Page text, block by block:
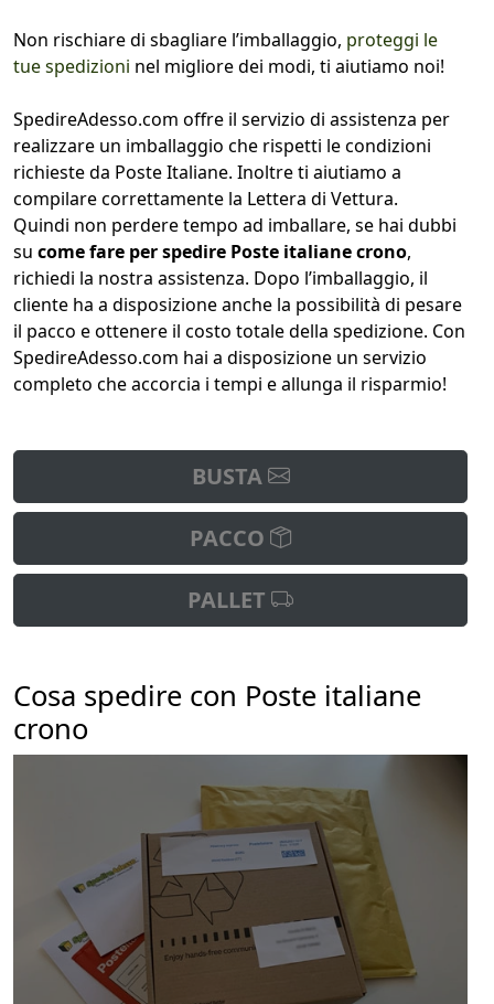
Non rischiare di sbagliare l’imballaggio, proteggi le
tue spedizioni nel migliore dei modi, ti aiutiamo noi!
SpedireAdesso.com offre il servizio di assistenza per
realizzare un imballaggio che rispetti le condizioni
richieste da Poste Italiane. Inoltre ti aiutiamo a
compilare correttamente la Lettera di Vettura.
Quindi non perdere tempo ad imballare, se hai dubbi
su come fare per spedire Poste italiane crono,
richiedi la nostra assistenza. Dopo l’imballaggio, il
cliente ha a disposizione anche la possibilità di pesare
il pacco e ottenere il costo totale della spedizione. Con
SpedireAdesso.com hai a disposizione un servizio
completo che accorcia i tempi e allunga il risparmio!
BUSTA
PACCO
PALLET
Cosa spedire con Poste italiane
crono